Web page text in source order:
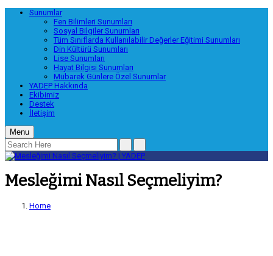
Sunumlar
Fen Bilimleri Sunumları
Sosyal Bilgiler Sunumları
Tüm Sınıflarda Kullanılabilir Değerler Eğitimi Sunumları
Din Kültürü Sunumları
Lise Sunumları
Hayat Bilgisi Sunumları
Mübarek Günlere Özel Sunumlar
YADEP Hakkında
Ekibimiz
Destek
İletişim
Menu
Mesleğimi Nasıl Seçmeliyim?
Home